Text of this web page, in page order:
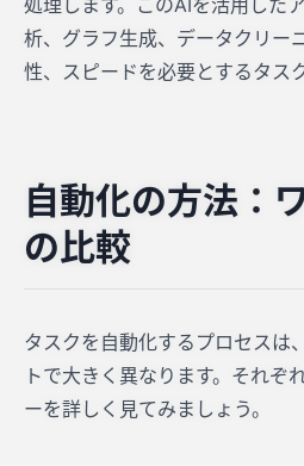
析、グラフ生成、データクリー
性、スピードを必要とするタス
自動化の方法：
の比較
タスクを自動化するプロセスは
トで大きく異なります。それぞ
ーを詳しく見てみましょう。